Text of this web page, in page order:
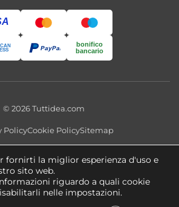
PayPal
bonifico
bancario
© 2026 Tuttidea.com
PolicyCookie PolicySitemap
cookie tecnici e, previo consenso, cookie
Puoi modificare le preferenze in qualsiasi
tramiteImpostazioni Cookie
fornirti la miglior esperienza d'uso e
sito web.
riguardo a quali cookie
nelle impostazioni.